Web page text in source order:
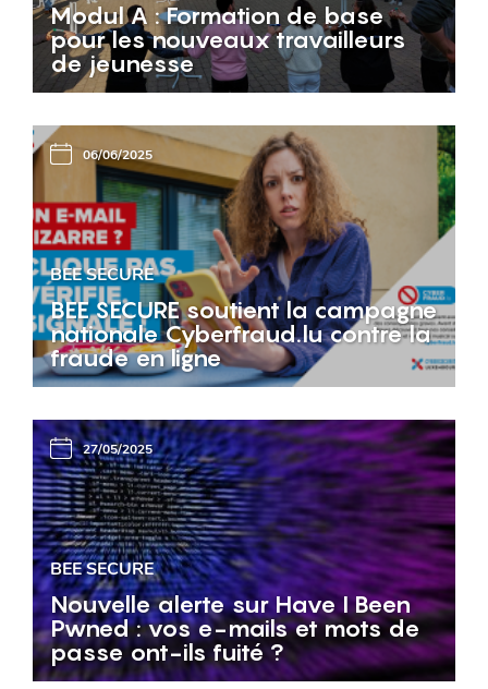
Modul A : Formation de base
pour les nouveaux travailleurs
de jeunesse
06/06/2025
BEE SECURE
BEE SECURE soutient la campagne
nationale Cyberfraud.lu contre la
fraude en ligne
27/05/2025
BEE SECURE
Nouvelle alerte sur Have I Been
Pwned : vos e-mails et mots de
passe ont-ils fuité ?